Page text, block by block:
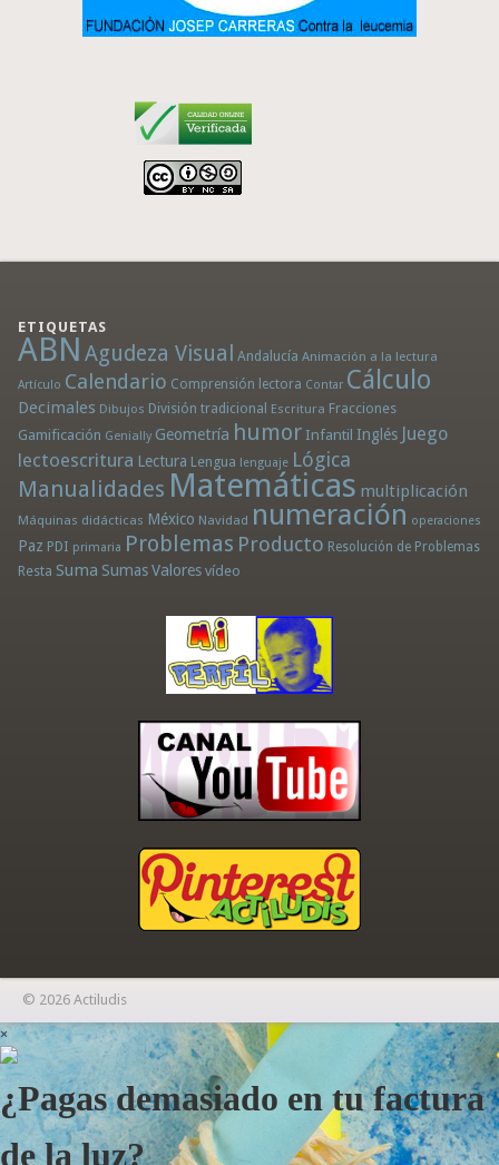
ETIQUETAS
ABN Agudeza Visual Andalucía Animación a la lectura
Artículo Calendario Comprensión lectora Contar Cálculo
Decimales Dibujos División tradicional Escritura Fracciones
Gamificación Genially Geometría humor Infantil Inglés Juego
lectoescritura Lectura Lengua lenguaje Lógica
Manualidades Matemáticas multiplicación
Máquinas didácticas México Navidad numeración operaciones
Paz PDI primaria Problemas Producto Resolución de Problemas
Resta Suma Sumas Valores vídeo
© 2026 Actiludis
×
¿Pagas demasiado en tu factura
de la luz?